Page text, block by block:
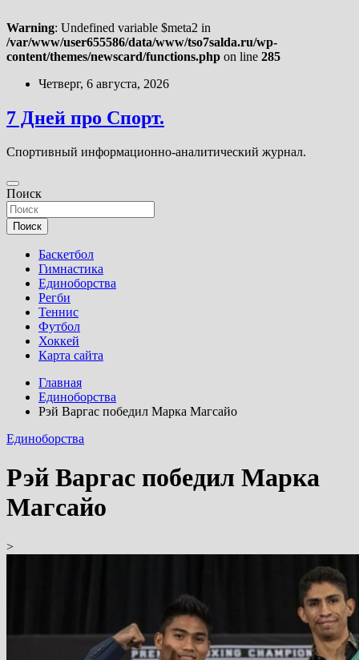
Warning: Undefined variable $meta2 in
/var/www/user655586/data/www/tso7salda.ru/wp-
content/themes/newscard/functions.php on line 285
Перейти
содержимому
Четверг, 6 августа, 2026
7 Дней про Спорт.
Спортивный информационно-аналитический журнал.
Поиск
Поиск
Баскетбол
Гимнастика
Единоборства
Регби
Теннис
Футбол
Хоккей
Карта сайта
Главная
Единоборства
Рэй Варгас победил Марка Магсайо
Единоборства
Рэй Варгас победил Марка
Магсайо
>